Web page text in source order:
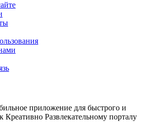
приложение для быстрого и
Креативно Развлекательному порталу